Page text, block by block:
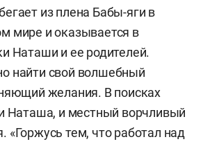
из плена Бабы-яги в
мире и оказывается в
Наташи и ее родителей.
найти свой волшебный
желания. В поисках
Наташа, и местный ворчливый
тем, что работал над